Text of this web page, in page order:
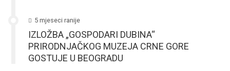
5 mjeseci ranije
IZLOŽBA „GOSPODARI DUBINA“
PRIRODNJAČKOG MUZEJA CRNE GORE
GOSTUJE U BEOGRADU